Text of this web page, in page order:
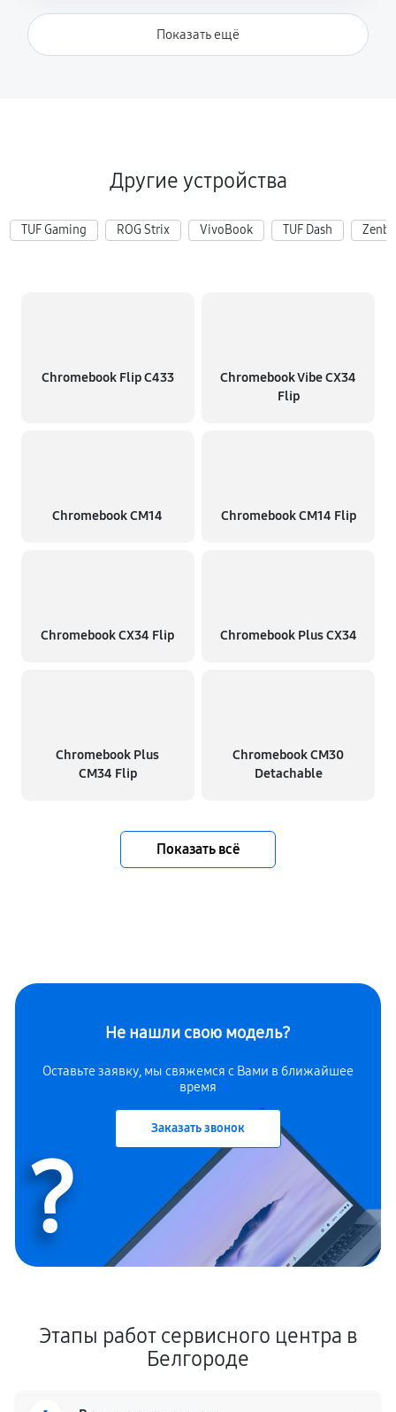
Показать ещё
Другие устройства
TUF Gaming ROG Strix VivoBook TUF Dash
Chromebook Flip C433
Chromebook Vibe CX34
Flip
Chromebook CM14 Chromebook CM14 Flip
Chromebook CX34 Flip Chromebook Plus CX34
Chromebook Plus
CM34 Flip
Chromebook CM30
Detachable
Показать всё
Не нашли свою модель?
Оставьте заявку, мы свяжемся с Вами в ближайшее
время
Заказать звонок
?
Этапы работ сервисного центра в
Белгороде